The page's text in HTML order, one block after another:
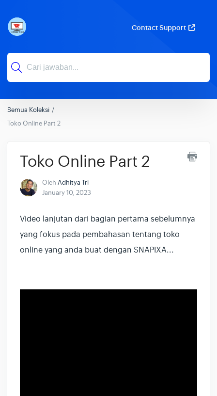
Contact Support
Semua Koleksi
Toko Online Part 2
Toko Online Part 2
Oleh Adhitya Tri
January 10, 2023
Video lanjutan dari bagian pertama sebelumnya
yang fokus pada pembahasan tentang toko
online yang anda buat dengan SNAPIXA...